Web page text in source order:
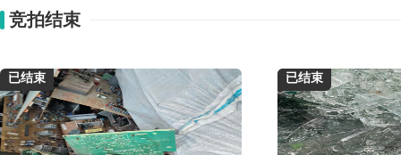
竞拍结束
已结束 已结束